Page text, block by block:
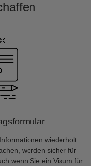
wiederholt
werden sicher für
wenn Sie ein Visum für